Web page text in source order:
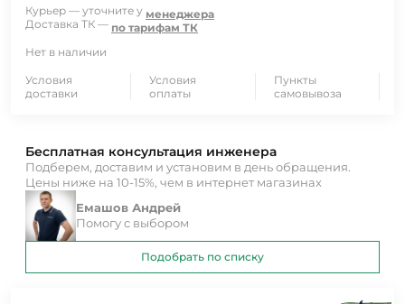
Курьер — уточните у менеджера
Доставка ТК — по тарифам ТК
Нет в наличии
Условия
доставки
Условия
оплаты
Пункты
самовывоза
Бесплатная консультация инженера
Подберем, доставим и установим в день обращения.
Цены ниже на 10-15%, чем в интернет магазинах
Емашов Андрей
Помогу с выбором
Подобрать по списку